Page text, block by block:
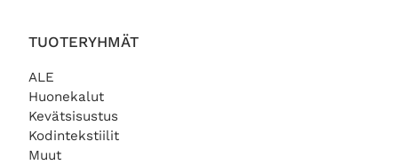
TUOTERYHMÄT
ALE
Huonekalut
Kevätsisustus
Kodintekstiilit
Muut